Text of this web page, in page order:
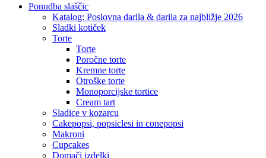
Close
Ponudba slaščic
Katalog: Poslovna darila & darila za najbližje 2026
Sladki kotiček
Torte
Torte
Poročne torte
Kremne torte
Otroške torte
Monoporcijske tortice
Cream tart
Sladice v kozarcu
Cakepopsi, popsiclesi in conepopsi
Makroni
Cupcakes
Domači izdelki